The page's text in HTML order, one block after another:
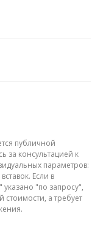
публичной
за консультацией к
параметров:
Если в
"по запросу",
стоимости, а требует